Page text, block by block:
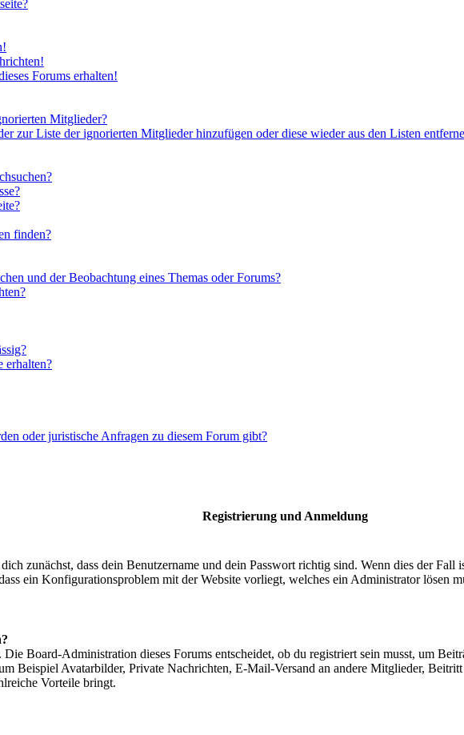
Forums erhalten!
Mitglieder?
zur Liste der ignorierten Mitglieder hinzufügen oder diese wieder aus den Listen
finden?
und der Beobachtung eines Themas oder Forums?
erhalten?
oder juristische Anfragen zu diesem Forum gibt?
Registrierung und Anmeldung
zunächst, dass dein Benutzername und dein Passwort richtig sind. Wenn dies der
ein Konfigurationsproblem mit der Website vorliegt, welches ein Administrator lösen
Board-Administration dieses Forums entscheidet, ob du registriert sein musst, um
Beispiel Avatarbilder, Private Nachrichten, E-Mail-Versand an andere Mitglieder,
Vorteile bringt.